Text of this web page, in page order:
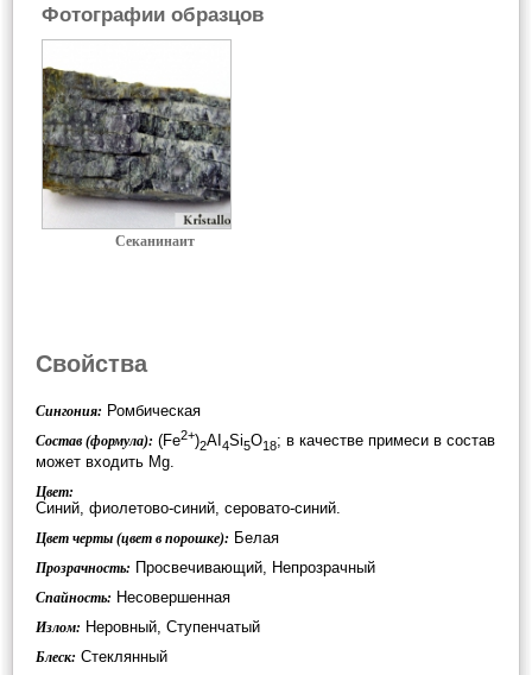
Фотографии образцов
Секанинаит
Свойства
Сингония: Ромбическая
Состав (формула): (Fe2+)2AI 4Si5O18; в качестве примеси в состав
может входить Mg.
Цвет:
Синий, фиолетово-синий, серовато-синий.
Цвет черты (цвет в порошке): Белая
Прозрачность: Просвечивающий, Непрозрачный
Спайность: Несовершенная
Излом: Неровный, Ступенчатый
Блеск: Стеклянный